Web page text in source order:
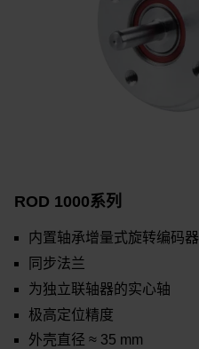
ROD 1000系列
内置轴承增量式旋转编码器
同步法兰
为独立联轴器的实心轴
极高定位精度
外壳直径 ≈ 35 mm